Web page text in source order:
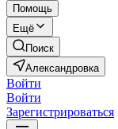
Помощь
Ещё
Поиск
Александровка
Войти
Войти
Зарегистрироваться